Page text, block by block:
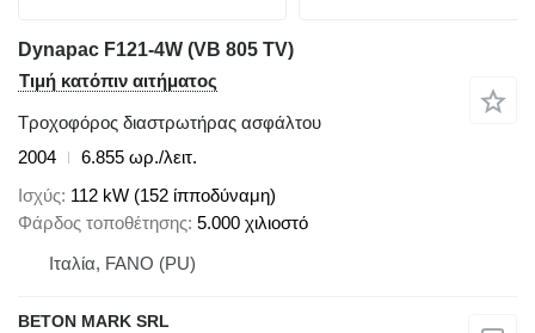
Dynapac F121-4W (VB 805 TV)
Τιμή κατόπιν αιτήματος
Τροχοφόρος διαστρωτήρας ασφάλτου
2004
6.855 ωρ./λειτ.
Ισχύς 112 kW (152 ίπποδύναμη)
Φάρδος τοποθέτησης 5.000 χιλιοστό
Ιταλία, FANO (PU)
BETON MARK SRL